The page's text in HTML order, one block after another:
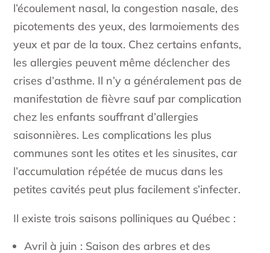
l’écoulement nasal, la congestion nasale, des
picotements des yeux, des larmoiements des
yeux et par de la toux. Chez certains enfants,
les allergies peuvent même déclencher des
crises d’asthme. Il n’y a généralement pas de
manifestation de fièvre sauf par complication
chez les enfants souffrant d’allergies
saisonnières. Les complications les plus
communes sont les otites et les sinusites, car
l’accumulation répétée de mucus dans les
petites cavités peut plus facilement s’infecter.
Il existe trois saisons polliniques au Québec :
Avril à juin : Saison des arbres et des